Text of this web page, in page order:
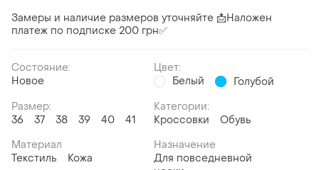
Замеры и наличие размеров уточняйте 📩Наложен
платеж по подписке 200 грн✅
Состояние:
Новое
Цвет:
Белый
Голубой
Размер:
36
37 38 39 40 41
Категории:
Кроссовки
Обувь
Материал
Текстиль
Кожа
Назначение
Для повседневной